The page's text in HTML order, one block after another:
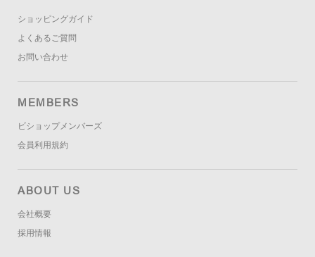
ショッピングガイド
よくあるご質問
お問い合わせ
MEMBERS
ビショップメンバーズ
会員利用規約
ABOUT US
会社概要
採用情報